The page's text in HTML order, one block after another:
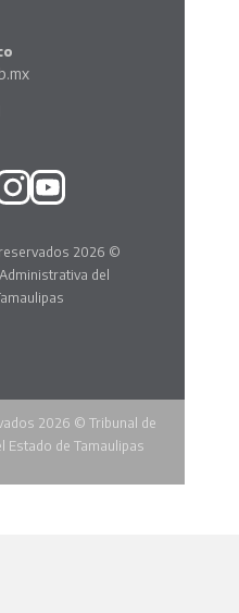
2026 ©
del
2026 © Tribunal de
Estado de Tamaulipas